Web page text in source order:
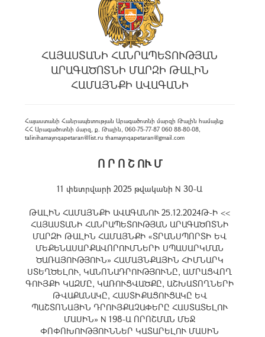
ՀԱՅԱՍՏԱՆԻ ՀԱՆՐԱՊԵՏՈՒԹՅԱՆ
ԱՐԱԳԱԾՈՏՆԻ ՄԱՐԶԻ ԹԱԼԻՆ
ՀԱՄԱՅՆՔԻ ԱՎԱԳԱՆԻ
Հայաստանի Հանրապետության Արագածոտնի մարզի Թալին համայնք
ՀՀ Արագածոտնի մարզ, ք. Թալին, 060-75-77-87 060 88-80-08,
talinihamaynqapetaran@list.ru thamaynqapetaran@gmail.com
Ո Ր Ո Շ ՈՒ Մ
11 փետրվարի 2025 թվականի N 30-Ա
ԹԱԼԻՆ ՀԱՄԱՅՆՔԻ ԱՎԱԳԱՆՈՒ 25.12.2024Թ-Ի <<
ՀԱՅԱՍՏԱՆԻ ՀԱՆՐԱՊԵՏՈՒԹՅԱՆ ԱՐԱԳԱԾՈՏՆԻ
ՄԱՐԶԻ ԹԱԼԻՆ ՀԱՄԱՅՆՔԻ «ՏՐԱՆՍՊՈՐՏԻ ԵՎ
ՄԵՔԵՆԱՍԱՐՔԱՎՈՐՈՒՄՆԵՐԻ ՍՊԱՍԱՐԿՄԱՆ
ԾԱՌԱՅՈՒԹՅՈՒՆ» ՀԱՄԱՅՆՔԱՅԻՆ ՀԻՄՆԱՐԿ
ՍՏԵՂԾԵԼՈՒ, ԿԱՆՈՆԱԴՐՈՒԹՅՈՒՆԸ, ԱՄՐԱՑՎՈՂ
ԳՈՒՅՔԻ ԿԱԶՄԸ, ԿԱՌՈՒՑՎԱԾՔԸ, ԱՇԽԱՏՈՂՆԵՐԻ
ԹՎԱՔԱՆԱԿԸ, ՀԱՍՏԻՔԱՑՈՒՑԱԿԸ ԵՎ
ՊԱՇՏՈՆԱՅԻՆ ԴՐՈՒՅՔԱՉԱՓԵՐԸ ՀԱՍՏԱՏԵԼՈՒ
ՄԱՍԻՆ» N 198-Ա ՈՐՈՇՄԱՆ ՄԵՋ
ՓՈՓՈԽՈՒԹՅՈՒՆՆԵՐ ԿԱՏԱՐԵԼՈՒ ՄԱՍԻՆ